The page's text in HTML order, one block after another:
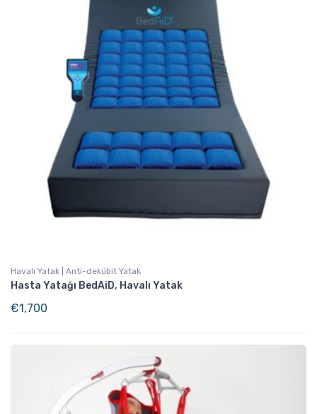
Havalı Yatak | Anti-dekübit Yatak
Hasta Yatağı BedAiD, Havalı Yatak
€1,700